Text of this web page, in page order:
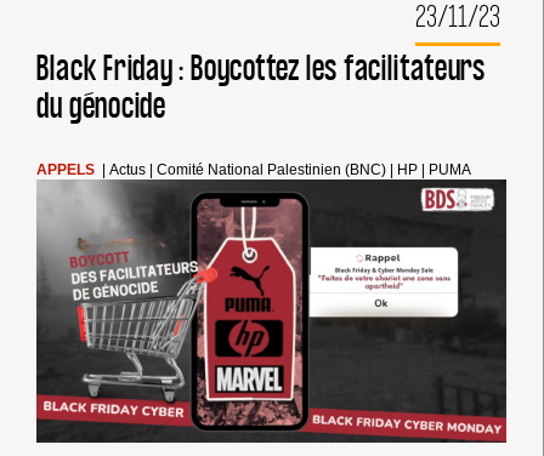
23/11/23
Black Friday : Boycottez les facilitateurs
du génocide
APPELS |Actus |Comité National Palestinien (BNC) HP PUMA